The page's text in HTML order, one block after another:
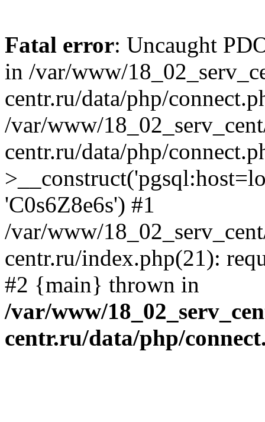
Fatal error: Uncaught
in /var/www/
centr.ru/data/php/
/var/www/
centr.ru/data/php/
'C0s6Z8e6s') #1
/var/www/
centr.ru/index.php(21):
#2 {main} thrown in
/var/www/
centr.ru/data/php/